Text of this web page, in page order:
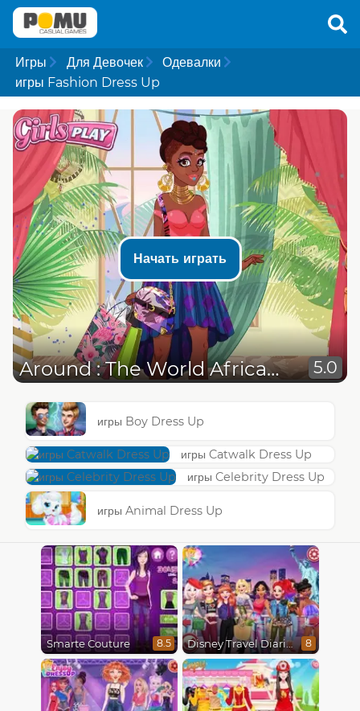
Игры Для Девочек
Одевалки
игры Fashion Dress Up
Начать играть
Around : The World African Patterns 5.0
игры Boy Dress Up
игры Catwalk Dress Up
игры Celebrity Dress Up
игры Animal Dress Up
Smarte Couture 8.5 Disney Travel Diaries: City Break 8